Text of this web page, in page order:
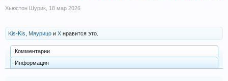
Хьюстон Шурик 18 мар 2026
Kis-Kis Мяурицо и X нравится это.
Комментарии
Информация